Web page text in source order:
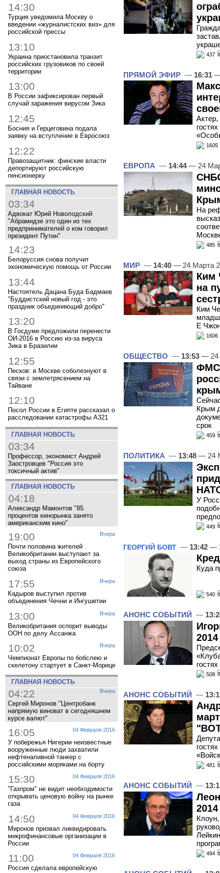
14:30
Турция уведомила Москву о
введении «журналистских виз» для
российской прессы
13:10
Украина приостановила транзит
российских грузовиков по своей
территории
13:00
В России зафиксирован первый
случай заражения вирусом Зика
12:45
Босния и Герцеговина подала
заявку на вступление в Евросоюз
12:22
Правозащитник: финские власти
депортируют российскую
пенсионерку
ГЛАВНАЯ НОВОСТЬ
03:34
Адвокат Юрий Новолодский
"Абрамидзе это один из тех
предпринимателей о ком говорил
президент Путин"
14:23
Белоруссия снова получит
экономическую помощь от России
13:44
Настоятель Дацана Буда Бадмаев
"Буддистский новый год - это
праздник объединяющий добро"
13:20
В Госдуме предложили перенести
ОИ-2016 в Россию из-за вируса
Зика в Бразилии
12:55
Песков: в Москве соболезнуют в
связи с землетрясением на
Тайване
12:10
Посол России в Египте рассказал о
расследовании катастрофы A321
ГЛАВНАЯ НОВОСТЬ
03:34
Профессор, экономист Андрей
Заостровцев "Россия это
токсичный актив"
ГЛАВНАЯ НОВОСТЬ
04:18
Александр Мамонтов "85
процентов кинорынка занято
американским кино"
Вчера
19:00
Почти половина жителей
Великобритании выступают за
выход страны из Европейского
союза
Вчера
17:55
Кадыров выступил против
объединения Чечни и Ингушетии
Вчера
13:00
Великобритания оспорит выводы
ООН по делу Ассанжа
Вчера
10:02
Чемпионат Европы по бобслею и
скелетону стартует в Санкт-Морице
ГЛАВНАЯ НОВОСТЬ
Вчера
04:22
Сергей Миронов "Центробанк
напрямую виноват в сегодняшнем
курсе валют"
04 Февраля 2016
16:05
У побережья Нигерии неизвестные
вооруженные люди захватили
нефтеналивной танкер с
российскими моряками на борту
04 Февраля 2016
15:30
"Газпром" не видит необходимости
открывать ценовую войну на рынке
газа
04 Февраля 2016
14:50
Миронов призвал ликвидировать
микрофинансовые организации в
России
04 Февраля 2016
11:00
Россия сделала европейскую
437
ПРЯМОЙ ЭФИР — 16:31 —
1605
ЕВРОПА — 14:44— 24
На
485
МИР — 14:40 — 24 Марта
Ким
на
Ким
Е
1606
ОБЩЕСТВО — 13:53 — 24
ФМС
Крым
срок
459
ПОЛИТИКА — 13:48 — 24
У
449
ГЕОРГИЙ БОВТ — 13:42 —
Куда
540
АНОНС СОБЫТИЙ —
508
АНОНС СОБЫТИЙ —
481
АНОНС СОБЫТИЙ —
494